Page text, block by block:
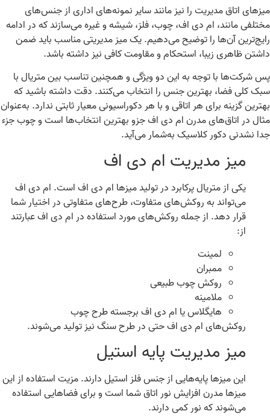
اتاق مدیریت را نیز مانند سایر نمونه‌های اداری از جنس‌های
مانند، ام دی اف، چوب، فلز، شیشه و غیره می‌سازند که در ادامه
آن‌ها را توضیح می‌دهیم.یک میز مدیریتی مناسب باید ضمن
ظاهری زیبا، استحکام و مقاومت کافی نیز داشته باشد.
شرکت‌ها با توجه به این دو ویژگی و همچنین تناسب بین متریال با
کلی فضا، بهترین جنس را انتخاب می‌کنند.دقت داشته باشید که
گزینه برای هر اتاقی و با هر دکوراسیونی معیار ثابتی ندارد.به‌عنوان
در اتاق‌های مدرن ام دی اف جزو بهترین انتخاب‌ها است و چوب جزء
نشدنی دکور کلاسیک به‌شمار می‌آید.
میز مدیریت ام دی اف
یکی از متریال پرکابرد در تولید میزها ام دی اف است.ام دی اف
می‌تواند به روکش‌های متفاوت، طرح‌های متفاوتی در اختیار شما
قرار دهد. از جمله روکش‌های مورد استفاده در ام دی اف عبارتند
از:
لمینت
ممبران
روکش چوب طبیعی
ملامینه
هایگلاس یا ام دی اف برجسته طرح چوب
روکش‌های ام دی اف حتی در طرح سنگ نیز تولید می‌شوند.
میز مدیریت پایه استیل
این میزها پایه‌هایی از جنس فلز استیل دارند.مزیت استفاده از این
میزها مدرن افزایش نور اتاق شما است و برای فضاهایی استفاده
می‌شوند که نور کمی دارند.